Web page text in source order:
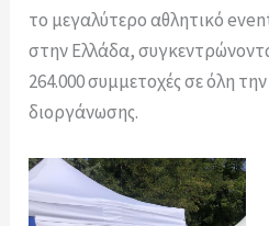
το μεγαλύτερο αθλητικό
στην Ελλάδα,
264.000 συμμετοχές σε όλη
διοργάνωσης.